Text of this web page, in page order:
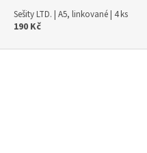
Sešity LTD. | A5, linkované | 4 ks
190 Kč